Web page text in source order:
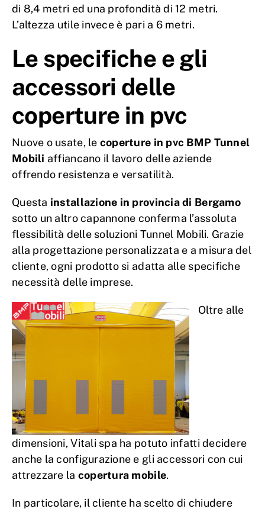
di 8,4 metri ed una profondità di 12 metri.
L’altezza utile invece è pari a 6 metri.
Le specifiche e gli
accessori delle
coperture in pvc
Nuove o usate, le coperture in pvc BMP Tunnel
Mobili affiancano il lavoro delle aziende
offrendo resistenza e versatilità.
Questa installazione in provincia di Bergamo
sotto un altro capannone conferma l’assoluta
flessibilità delle soluzioni Tunnel Mobili. Grazie
alla progettazione personalizzata e a misura del
cliente, ogni prodotto si adatta alle specifiche
necessità delle imprese.
Oltre alle
dimensioni, Vitali spa ha potuto infatti decidere
anche la configurazione e gli accessori con cui
attrezzare la copertura mobile.
In particolare, il cliente ha scelto di chiudere